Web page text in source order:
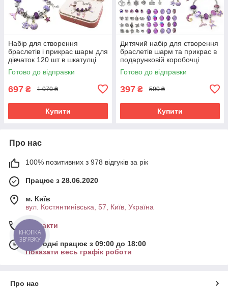
Набір для створення
браслетів і прикрас шарм для
дівчаток 120 шт в шкатулці
Рожевий/Фіолетовий (60502)
Готово до відправки
697 ₴ 1 070 ₴
Купити
Дитячий набір для створення
браслетів шарм та прикрас в
подарунковій коробочці
Фіолетовий (60136)
Готово до відправки
397 ₴ 590 ₴
Купити
Про нас
100% позитивних з 978 відгуків за рік
Працює з 28.06.2020
м. Київ
вул. Костянтинівська, 57, Київ, Україна
Контакти
Сьогодні працює з 09:00 до 18:00
Показати весь графік роботи
Про нас
КНОПКА
ЗВ'ЯЗКУ